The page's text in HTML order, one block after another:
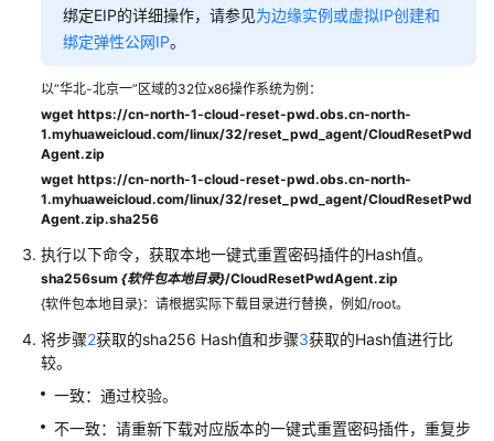
能
概
述
创
建
IAM
用
户
授
权
使
用
管
理
绑定EIP的详细操作，请参见为边缘实例或虚拟IP创建和
绑定弹性公网IP。
以“华北-北京一”区域的32位x86操作系统为例：
wget https://cn-north-1-cloud-reset-pwd.obs.cn-north-
1.myhuaweicloud.com/linux/32/reset_pwd_agent/CloudResetPwd
Agent.zip
wget https://cn-north-1-cloud-reset-pwd.obs.cn-north-
1.myhuaweicloud.com/linux/32/reset_pwd_agent/CloudResetPwd
Agent.zip.sha256
执行以下命令，获取本地一键式重置密码插件的Hash值。
sha256sum {软件包本地目录}/CloudResetPwdAgent.zip
{软件包本地目录}：请根据实际下载目录进行替换，例如/root。
将步骤2获取的sha256 Hash值和步骤3获取的Hash值进行比
较。
一致：通过校验。
不一致：请重新下载对应版本的一键式重置密码插件，重复步